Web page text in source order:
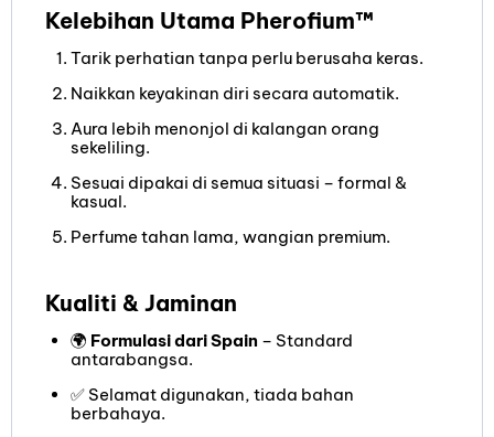
Kelebihan Utama Pherofium™
Tarik perhatian tanpa perlu berusaha keras.
Naikkan keyakinan diri secara automatik.
Aura lebih menonjol di kalangan orang
sekeliling.
Sesuai dipakai di semua situasi – formal &
kasual.
Perfume tahan lama, wangian premium.
Kualiti & Jaminan
🌍 Formulasi dari Spain– Standard
antarabangsa.
✅ Selamat digunakan, tiada bahan
berbahaya.